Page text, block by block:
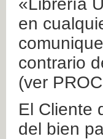
«Librería
en
contrario
(ver
El Cliente
del bien